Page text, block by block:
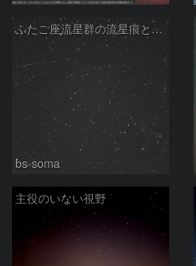
ふたご座流星群の流星痕と散在流星
bs-soma
主役のいない視野